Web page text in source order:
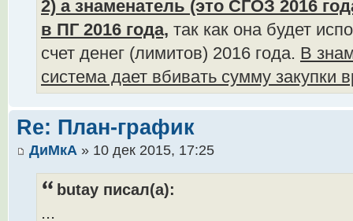
2) а знаменатель (это СГОЗ 2016
в ПГ 2016 года, так как она будет
счет денег (лимитов) 2016 года. В
система дает вбивать сумму закупки
Re: План-график
ДиМкА » 10 дек 2015, 17:25
butay писал(а):
...